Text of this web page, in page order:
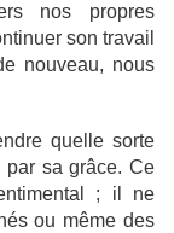
nos propres
son travail
nouveau, nous
quelle sorte
par sa grâce. Ce
; il ne
ou même des